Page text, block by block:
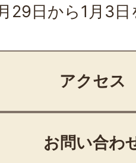
29日から1月3
アクセス
お問い合わ